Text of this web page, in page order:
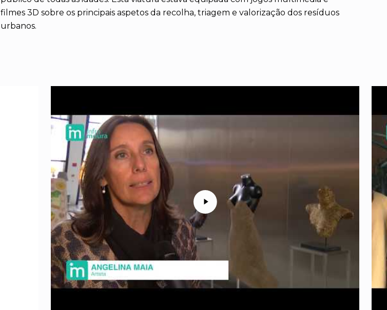
filmes 3D sobre os principais aspetos da recolha, triagem e valorização dos resíduos
urbanos.